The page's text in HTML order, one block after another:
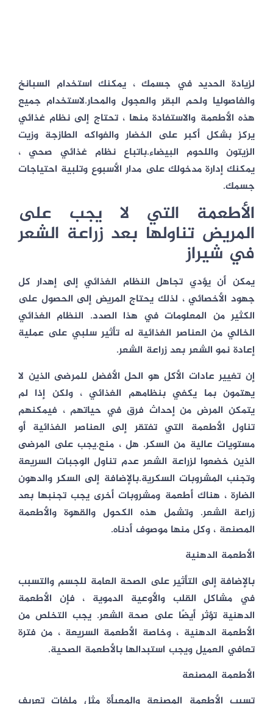
لزيادة الحديد في جسمك ، يمكنك استخدام السبانخ
والفاصوليا ولحم البقر والعجول والمحار.لاستخدام جميع
هذه الأطعمة والاستفادة منها ، تحتاج إلى نظام غذائي
يركز بشكل أكبر على الخضار والفواكه الطازجة وزيت
الزيتون واللحوم البيضاء.باتباع نظام غذائي صحي ،
يمكنك إدارة مدخولك على مدار الأسبوع وتلبية احتياجات
جسمك.
الأطعمة التي لا يجب على
المريض تناولها بعد زراعة الشعر
في شيراز
يمكن أن يؤدي تجاهل النظام الغذائي إلى إهدار كل
جهود الأخصائي ، لذلك يحتاج المريض إلى الحصول على
الكثير من المعلومات في هذا الصدد. النظام الغذائي
الخالي من العناصر الغذائية له تأثير سلبي على عملية
إعادة نمو الشعر بعد زراعة الشعر.
إن تغيير عادات الأكل هو الحل الأفضل للمرضى الذين لا
يهتمون بما يكفي بنظامهم الغذائي ، ولكن إذا لم
يتمكن المرض من إحداث فرق في حياتهم ، فيمكنهم
تناول الأطعمة التي تفتقر إلى العناصر الغذائية أو
مستويات عالية من السكر. هل ، منع.يجب على المرضى
الذين خضعوا لزراعة الشعر عدم تناول الوجبات السريعة
وتجنب المشروبات السكرية.بالإضافة إلى السكر والدهون
الضارة ، هناك أطعمة ومشروبات أخرى يجب تجنبها بعد
زراعة الشعر. وتشمل هذه الكحول والقهوة والأطعمة
المصنعة ، وكل منها موصوف أدناه.
الأطعمة الدهنية
بالإضافة إلى التأثير على الصحة العامة للجسم والتسبب
في مشاكل القلب والأوعية الدموية ، فإن الأطعمة
الدهنية تؤثر أيضًا على صحة الشعر. يجب التخلص من
الأطعمة الدهنية ، وخاصة الأطعمة السريعة ، من فترة
تعافي العميل ويجب استبدالها بالأطعمة الصحية.
الأطعمة المصنعة